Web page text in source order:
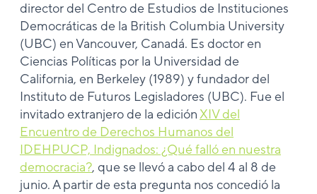
director del Centro de Estudios de Instituciones
Democráticas de la British Columbia University
(UBC) en Vancouver, Canadá. Es doctor en
Ciencias Políticas por la Universidad de
California, en Berkeley (1989) y fundador del
Instituto de Futuros Legisladores (UBC). Fue el
invitado extranjero de la edición XIV del
Encuentro de Derechos Humanos del
IDEHPUCP, Indignados: ¿Qué falló en nuestra
democracia?, que se llevó a cabo del 4 al 8 de
junio. A partir de esta pregunta nos concedió la